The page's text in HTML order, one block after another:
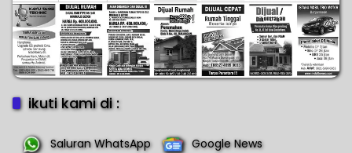
ikuti kami di :
Saluran WhatsApp Google News